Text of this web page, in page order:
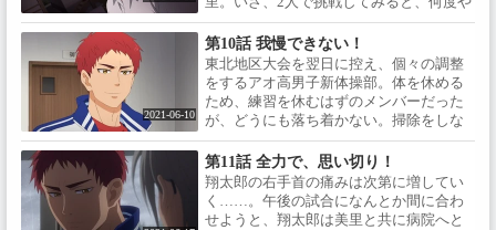
ってもうまくいかない。そんなある日、
突然美里が部活に顔を出さなくなってし
まった。学校にも来ない美里を探すべ
く、翔太郎たちは、美里の家を訪ね
る……。
2021-06-10
第10話 我慢できない！
東北地区大会を翌日に控え、個々の調整
をするアオ高男子新体操部。体を休める
ため、練習を休むはずのメンバーだった
が、どうにも落ち着かない。掃除をしな
がら、それぞれの想いを再確認していく
部員たちだったが、大会当日の朝を迎え
た翔太郎に、思いもよらない事態が発生
する。
第11話 全力で、思い切り！
翔太郎の右手首の痛みは次第に増してい
く……。午後の試合になんとか間に合わ
せようと、翔太郎は美里と共に病院へと